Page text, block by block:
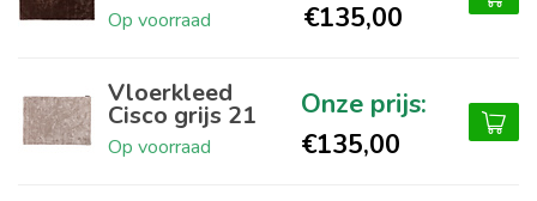
Op voorraad €135,00
Vloerkleed
Cisco grijs 21
Op voorraad €135,00